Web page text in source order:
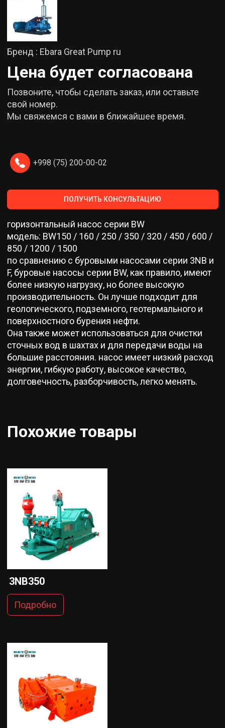
Бренд : Ebara Great Pump ru
Цена будет согласована
Позвоните, чтобы сделать заказ, или оставьте
свой номер.
Мы свяжемся с вами в ближайшее время.
+998 (75) 200-00-02
ПОЛУЧИТЬ КОНСУЛЬТАЦИЮ
горизонтальный насос серии BW
модель: BW150 / 160 / 250 / 350 / 320 / 450 / 600 /
850 / 1200 / 1500
по сравнению с буровыми насосами серии 3NB и
F, буровые насосы серии BW, как правило, имеют
более низкую нагрузку, но более высокую
производительность. Он лучше подходит для
геологического, подземного, геотермального и
поверхностного бурения нефти.
Она также может использоваться для очистки
сточных вод в шахтах и для передачи воды на
большие расстояния. насос имеет низкий расход
энергии, гибкую работу, высокое качество,
долговечность, разборчивость, легко менять.
Похожие товары
3NB350
Подробно